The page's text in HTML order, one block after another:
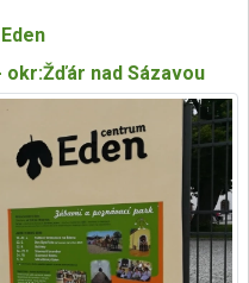
nad Sázavou